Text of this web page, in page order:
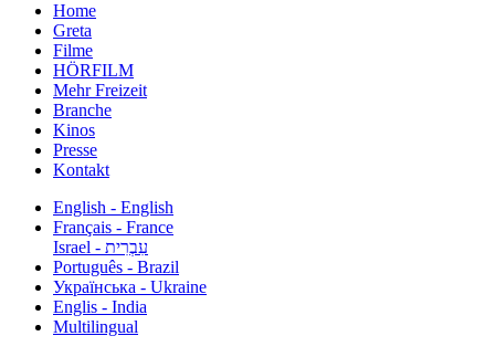
Home
Greta
Filme
HÖRFILM
Mehr Freizeit
Branche
Kinos
Presse
Kontakt
English - English
Français - France
עִבְרִית - Israel
Português - Brazil
Українська - Ukraine
Englis - India
Multilingual